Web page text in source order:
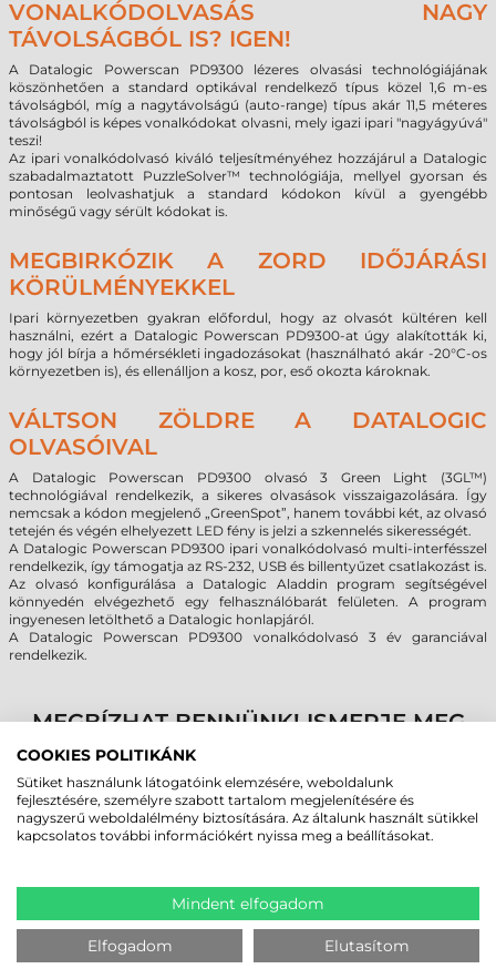
VONALKÓDOLVASÁS NAGY
TÁVOLSÁGBÓL IS? IGEN!
A Datalogic Powerscan PD9300 lézeres olvasási technológiájának
köszönhetően a standard optikával rendelkező típus közel 1,6 m-es
távolságból, míg a nagytávolságú (auto-range) típus akár 11,5 méteres
távolságból is képes vonalkódokat olvasni, mely igazi ipari "nagyágyúvá"
teszi!
Az ipari vonalkódolvasó kiváló teljesítményéhez hozzájárul a Datalogic
szabadalmaztatott PuzzleSolver™ technológiája, mellyel gyorsan és
pontosan leolvashatjuk a standard kódokon kívül a gyengébb
minőségű vagy sérült kódokat is.
MEGBIRKÓZIK A ZORD IDŐJÁRÁSI
KÖRÜLMÉNYEKKEL
Ipari környezetben gyakran előfordul, hogy az olvasót kültéren kell
használni, ezért a Datalogic Powerscan PD9300-at úgy alakították ki,
hogy jól bírja a hőmérsékleti ingadozásokat (használható akár -20°C-os
környezetben is), és ellenálljon a kosz, por, eső okozta károknak.
VÁLTSON ZÖLDRE A DATALOGIC
OLVASÓIVAL
A Datalogic Powerscan PD9300 olvasó 3 Green Light (3GL™)
technológiával rendelkezik, a sikeres olvasások visszaigazolására. Így
nemcsak a kódon megjelenő „GreenSpot”, hanem további két, az olvasó
tetején és végén elhelyezett LED fény is jelzi a szkennelés sikerességét.
A Datalogic Powerscan PD9300 ipari vonalkódolvasó multi-interfésszel
rendelkezik, így támogatja az RS-232, USB és billentyűzet csatlakozást is.
Az olvasó konfigurálása a Datalogic Aladdin program segítségével
könnyedén elvégezhető egy felhasználóbarát felületen. A program
ingyenesen letölthető a Datalogic honlapjáról.
A Datalogic Powerscan PD9300 vonalkódolvasó 3 év garanciával
rendelkezik.
MEGBÍZHAT BENNÜNK! ISMERJE MEG
VÁSÁRLÓINK VÉLEMÉNYÉT
KÖVESSE BE YOUTUBE CSATORNÁNKAT!
DATALOGIC
POWERSCAN PD9300
COOKIES POLITIKÁNK
Sütiket használunk látogatóink elemzésére, weboldalunk
fejlesztésére, személyre szabott tartalom megjelenítésére és
nagyszerű weboldalélmény biztosítására. Az általunk használt sütikkel
kapcsolatos további információkért nyissa meg a beállításokat.
Mindent elfogadom
Elfogadom Elutasítom